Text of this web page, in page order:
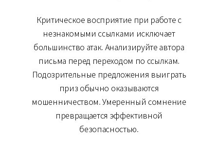
Критическое восприятие при работе с
незнакомыми ссылками исключает
большинство атак. Анализируйте автора
письма перед переходом по ссылкам.
Подозрительные предложения выиграть
приз обычно оказываются
мошенничеством. Умеренный сомнение
превращается эффективной
безопасностью.